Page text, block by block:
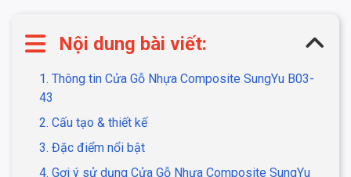
Nội dung bài viết:
1. Thông tin Cửa Gỗ Nhựa Composite SungYu B03-
43
2. Cấu tạo & thiết kế
3. Đặc điểm nổi bật
4. Gợi ý sử dụng Cửa Gỗ Nhựa Composite SungYu